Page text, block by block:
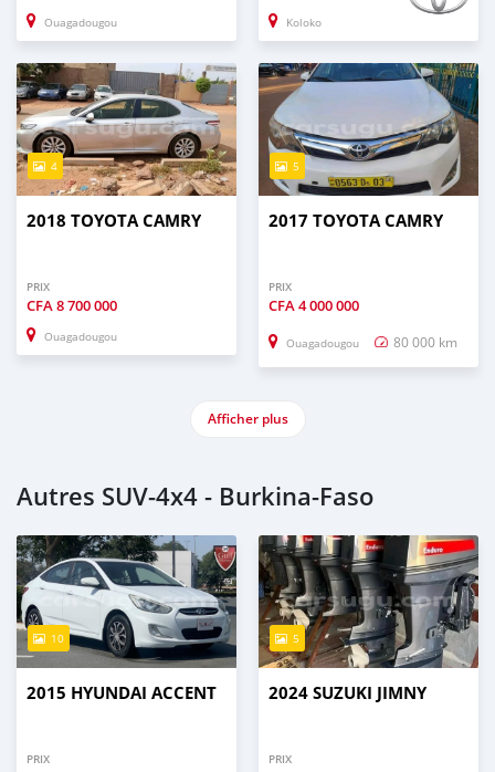
Ouagadougou Koloko
4
2018 TOYOTA CAMRY
PRIX
CFA8 700 000
Ouagadougou
5
2017 TOYOTA CAMRY
PRIX
CFA4 000 000
Ouagadougou 80 000 km
Afficher plus
Autres SUV‒4x4 - Burkina-Faso
10
2015 HYUNDAI ACCENT
PRIX
5
2024 SUZUKI JIMNY
PRIX